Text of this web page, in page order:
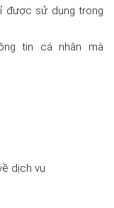
được sử dụng trong
tin cá nhân mà
dịch vụ